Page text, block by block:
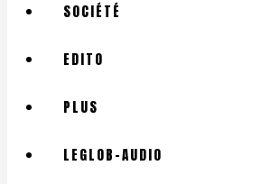
SOCIÉTÉ
EDITO
PLUS
LEGLOB-AUDIO